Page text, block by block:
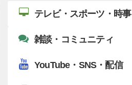
テレビ・スポーツ・時事
雑談・コミュニティ
YouTube・SNS・配信